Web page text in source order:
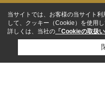
当サイトでは、お客様の当サイト
して、クッキー（Cookie）を使用し
詳しくは、当社の 「Cookieの取扱